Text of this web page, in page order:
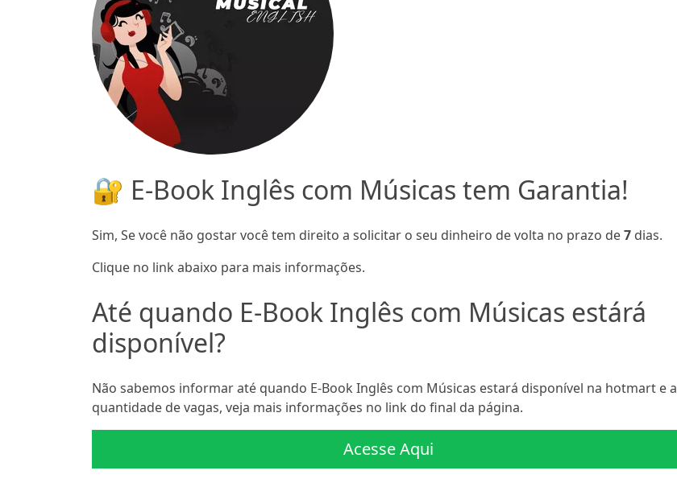
🔐 E-Book Inglês com Músicas tem Garantia!
Sim, Se você não gostar você tem direito a solicitar o seu dinheiro de volta no prazo de7 dias.
Clique no link abaixo para mais informações.
Até quando E-Book Inglês com Músicas estárá
disponível?
Não sabemos informar até quando E-Book Inglês com Músicas estará disponível na hotmart e a
quantidade de vagas, veja mais informações no link do final da página.
Acesse Aqui